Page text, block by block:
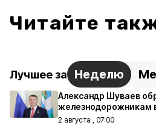
Читайте
Лучшее за Неделю
Александр Шуваев
железнодорожникам
2 августа , 07:00